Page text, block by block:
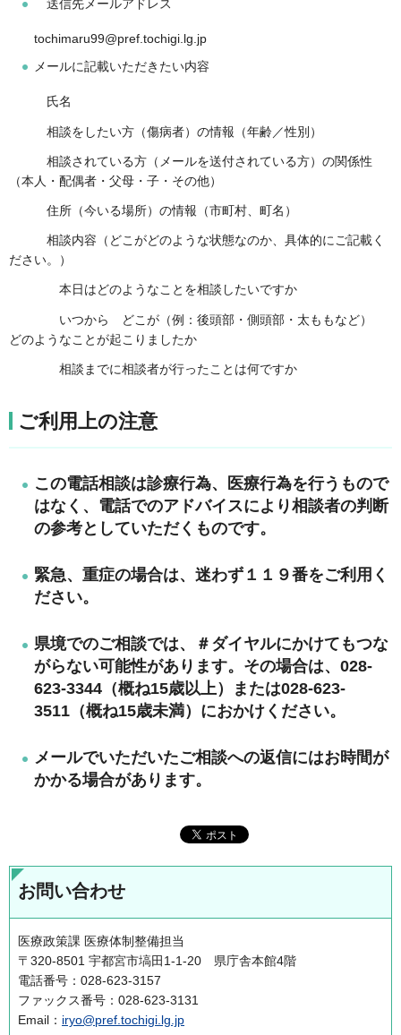
送信先メールアドレス
tochimaru99@pref.tochigi.lg.jp
メールに記載いただきたい内容
氏名
相談をしたい方（傷病者）の情報（年齢／性別）
相談されている方（メールを送付されている方）の関係性
（本人・配偶者・父母・子・その他）
住所（今いる場所）の情報（市町村、町名）
相談内容（どこがどのような状態なのか、具体的にご記載く
ださい。）
本日はどのようなことを相談したいですか
いつから どこが（例：後頭部・側頭部・太ももなど）
どのようなことが起こりましたか
相談までに相談者が行ったことは何ですか
ご利用上の注意
この電話相談は診療行為、医療行為を行うもので
はなく、電話でのアドバイスにより相談者の判断
の参考としていただくものです。
緊急、重症の場合は、迷わず１１９番をご利用く
ださい。
県境でのご相談では、＃ダイヤルにかけてもつな
がらない可能性があります。その場合は、028-
623-3344（概ね15歳以上）または028-623-
3511（概ね15歳未満）におかけください。
メールでいただいたご相談への返信にはお時間が
かかる場合があります。
お問い合わせ
医療政策課 医療体制整備担当
〒320-8501 宇都宮市塙田1-1-20 県庁舎本館4階
電話番号：028-623-3157
ファックス番号：028-623-3131
Email： iryo@pref.tochigi.lg.jp